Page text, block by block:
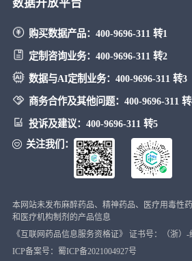
数据开放平台
购买数据产品： 400-9696-311 转1
定制咨询业务： 400-9696-311 转2
数据与AI定制业务： 400-9696-311 转3
商务合作及其他问题： 400-9696-311
投诉及建议： 400-9696-311 转5
关注我们：
本网站未发布麻醉药品、精神药品、医疗用毒性
和医疗机构制剂的产品信息
《互联网药品信息服务资格证》 证书号：（浙）-
ICP备案号：蜀ICP备2021004927号